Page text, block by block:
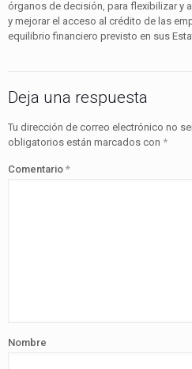
órganos de decisión, para flexibilizar y
y mejorar el acceso al crédito de las
equilibrio financiero previsto en sus
Deja una respuesta
Tu dirección de correo electrónico no
obligatorios están marcados con *
Comentario *
Nombre